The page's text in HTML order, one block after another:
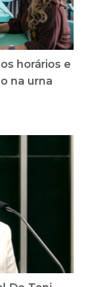
horários e
na urna